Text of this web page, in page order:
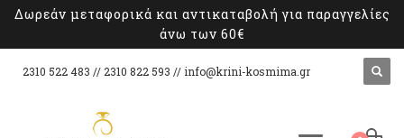
Δωρεάν μεταφορικά και αντικαταβολή για παραγγελίες
άνω των 60€
2310 522 483 // 2310 822 593 // info@krini-kosmima.gr